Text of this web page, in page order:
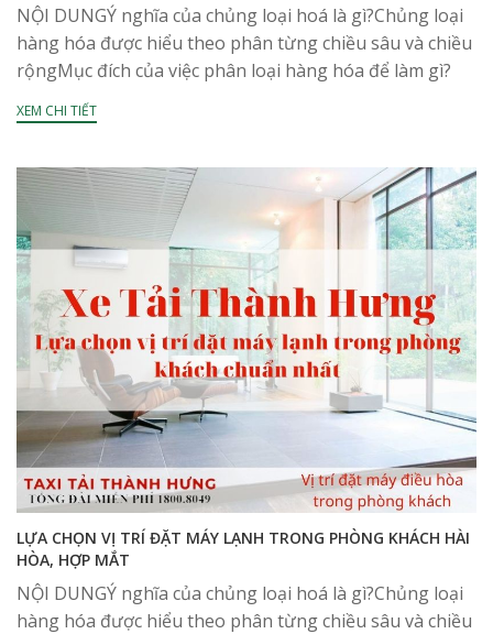
NỘI DUNGÝ nghĩa của chủng loại hoá là gì?Chủng loại
hàng hóa được hiểu theo phân từng chiều sâu và chiều
rộngMục đích của việc phân loại hàng hóa để làm gì?
Quy luật về...
XEM CHI TIẾT
LỰA CHỌN VỊ TRÍ ĐẶT MÁY LẠNH TRONG PHÒNG KHÁCH HÀI
HÒA, HỢP MẮT
NỘI DUNGÝ nghĩa của chủng loại hoá là gì?Chủng loại
hàng hóa được hiểu theo phân từng chiều sâu và chiều